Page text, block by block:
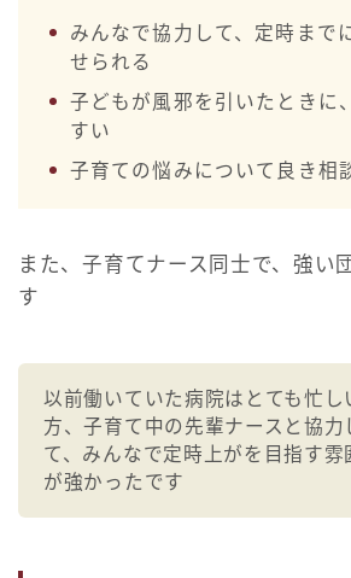
みんなで協力して、定時まで
せられる
子どもが風邪を引いたときに
すい
子育ての悩みについて良き相
また、子育てナース同士で、強い
す
以前働いていた病院はとても忙し
方、子育て中の先輩ナースと協力
て、みんなで定時上がを目指す雰
が強かったです